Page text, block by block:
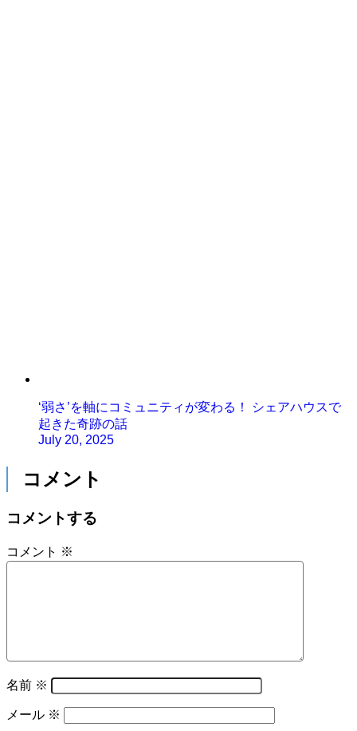
‘弱さ’を軸にコミュニティが変わる！ シェアハウスで
起きた奇跡の話
July 20, 2025
コメント
コメントする
コメント ※
名前 ※
メール ※